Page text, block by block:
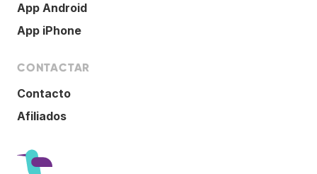
App Android
App iPhone
CONTACTAR
Contacto
Afiliados